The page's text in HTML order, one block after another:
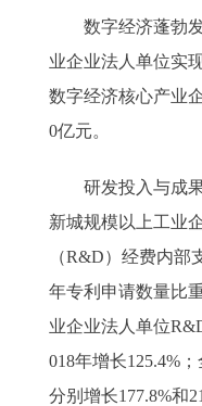
数字经济蓬勃发
业企业法人单位实
数字经济核心产业
0亿元。
研发投入与成果
新城规模以上工业
（R&D）经费内部
年专利申请数量比
业企业法人单位
018年增长125.4%
分别增长177.8%和